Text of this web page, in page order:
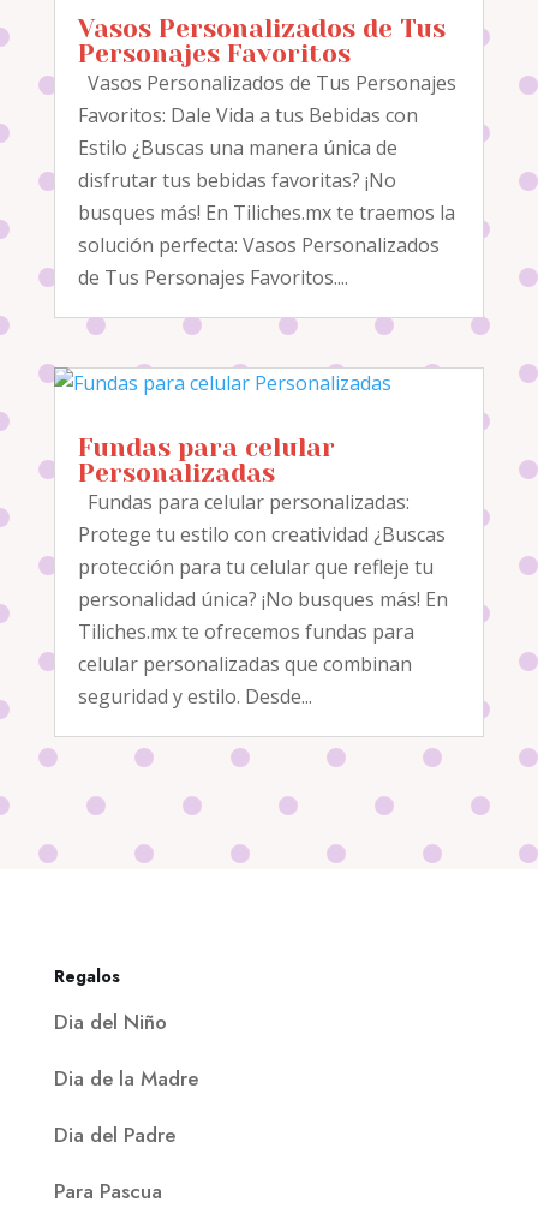
Vasos Personalizados de Tus
Personajes Favoritos
Vasos Personalizados de Tus Personajes
Favoritos: Dale Vida a tus Bebidas con
Estilo ¿Buscas una manera única de
disfrutar tus bebidas favoritas? ¡No
busques más! En Tiliches.mx te traemos la
solución perfecta: Vasos Personalizados
de Tus Personajes Favoritos....
Fundas para celular
Personalizadas
Fundas para celular personalizadas:
Protege tu estilo con creatividad ¿Buscas
protección para tu celular que refleje tu
personalidad única? ¡No busques más! En
Tiliches.mx te ofrecemos fundas para
celular personalizadas que combinan
seguridad y estilo. Desde...
Regalos
Dia del Niño
Dia de la Madre
Dia del Padre
Para Pascua